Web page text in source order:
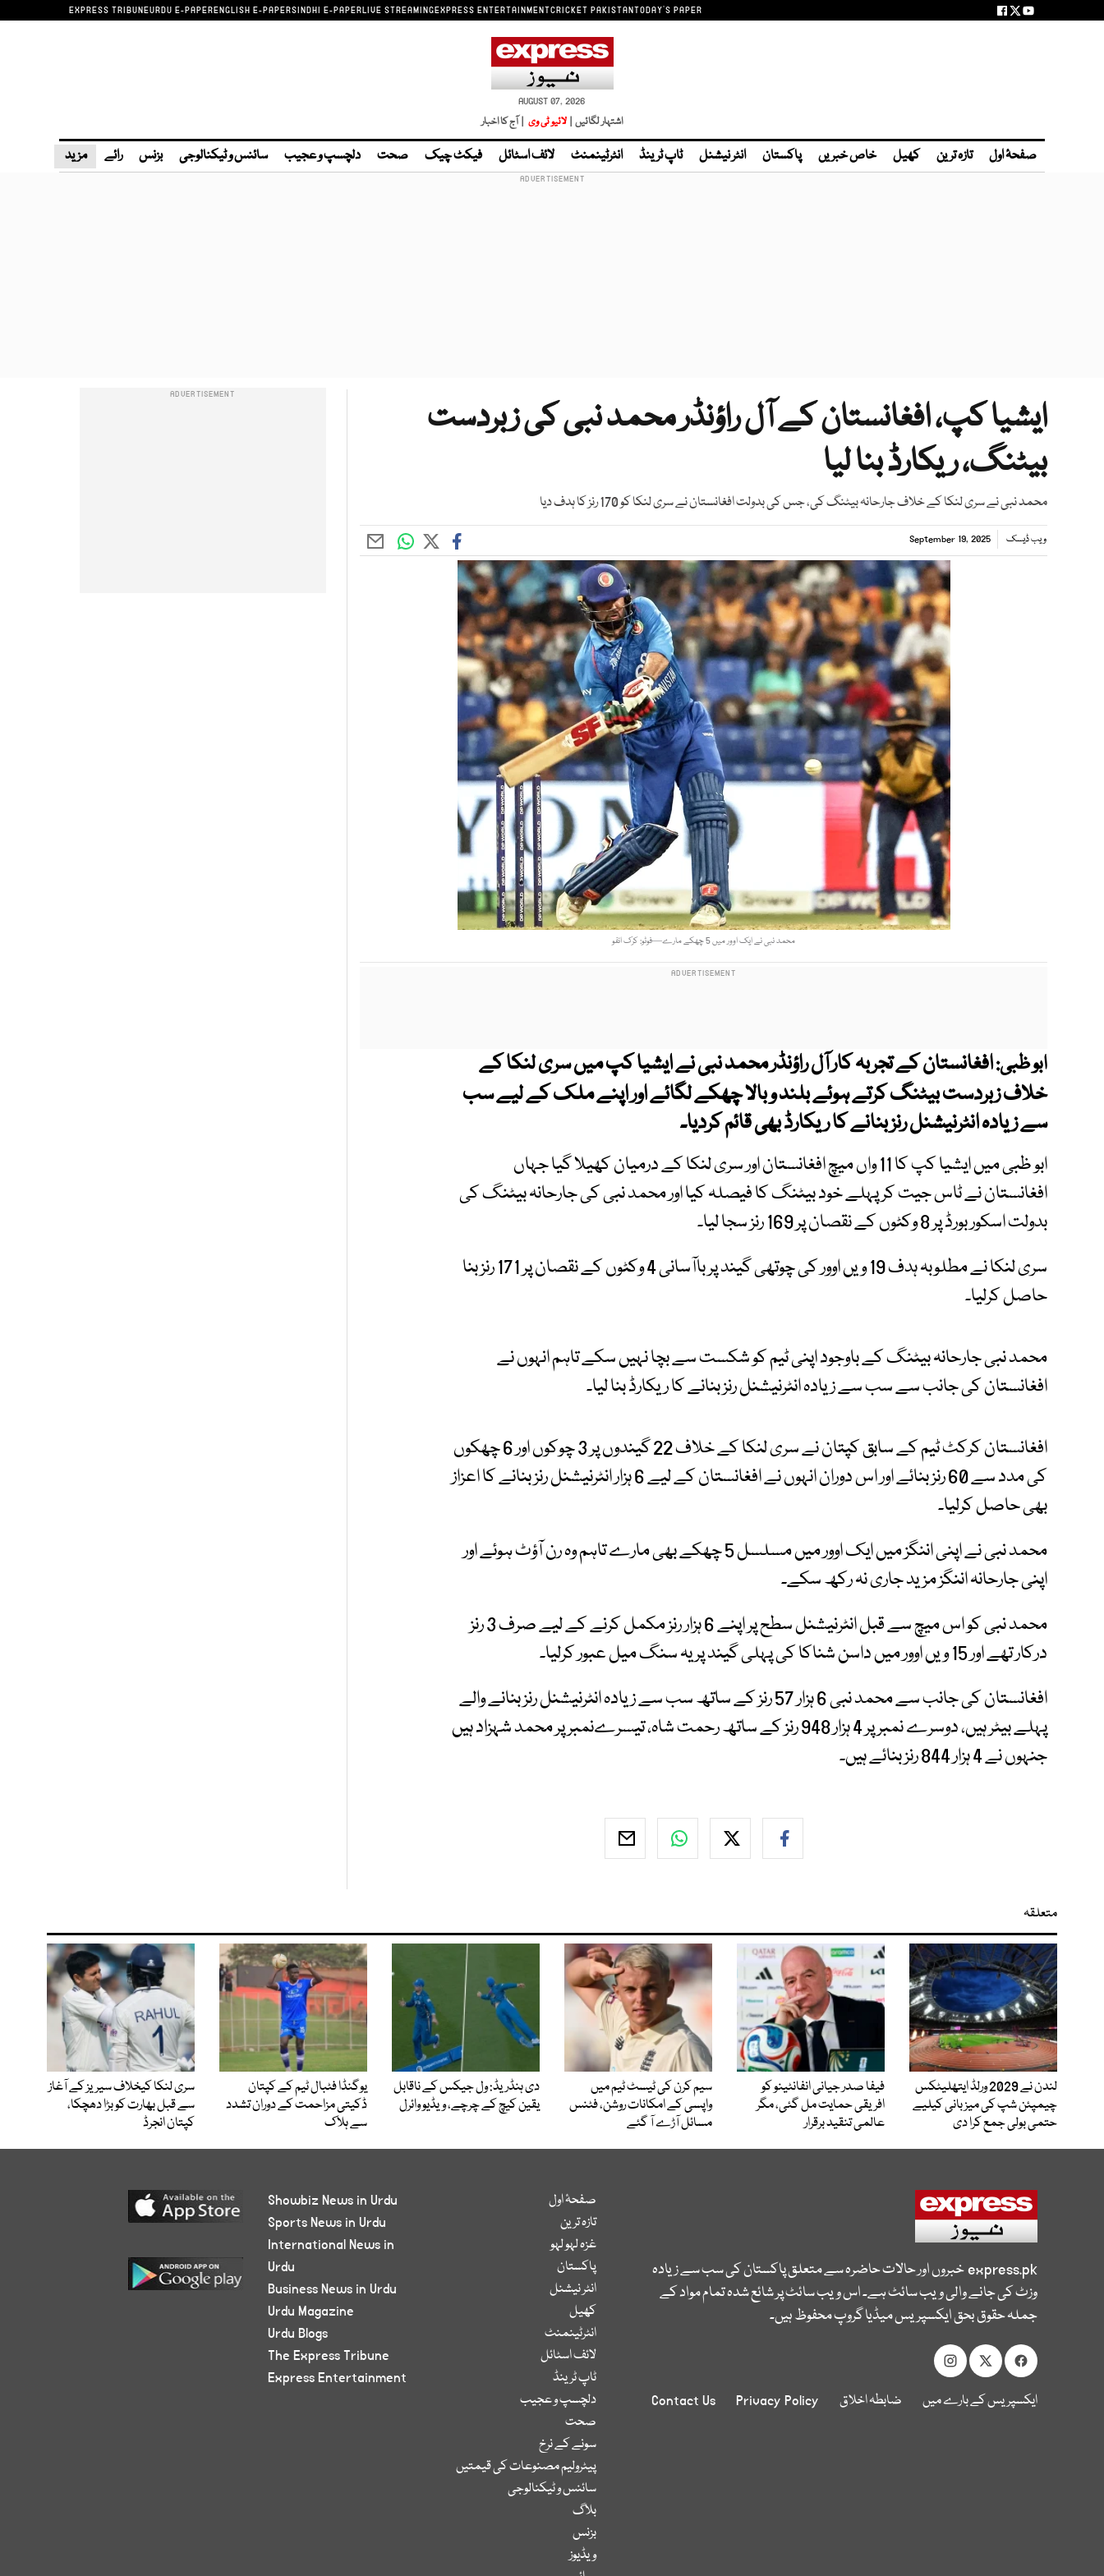
EXPRESS TRIBUNEURDU E-PAPERENGLISH E-PAPERSINDHI E-PAPERLIVE STREAMINGEXPRESS ENTERTAINMENTCRICKET PAKISTANTODAY'S PAPER
AUGUST 07, 2026
اشتہار لگائیں | لائیو ٹی وی | آج کا اخبار
صفحۂ اول تازہ ترین کھیل خاص خبریں پاکستان انٹر نیشنل ٹاپ ٹرینڈ انٹرٹینمنٹ لائف اسٹائل فیکٹ چیک صحت دلچسپ و عجیب سائنس و ٹیکنالوجی بزنس رائے مزید
ایشیا کپ، افغانستان کے آل راؤنڈر محمد نبی کی زبردست
بیٹنگ، ریکارڈ بنا لیا
محمد نبی نے سری لنکا کے خلاف جارحانہ بیٹنگ کی، جس کی بدولت افغانستان نے سری لنکا کو 170 رنز کا ہدف دیا
ویب ڈیسک September 19, 2025
محمد نبی نے ایک اوور میں 5 چھکے مارے—فوٹو: کرک انفو
ابو ظبی:افغانستان کے تجربہ کار آل راؤنڈر محمد نبی نے ایشیا کپ میں سری لنکا کے
خلاف زبردست بیٹنگ کرتے ہوئے بلند و بالا چھکے لگائے اور اپنے ملک کے لیے سب
سے زیادہ انٹرنیشنل رنز بنانے کا ریکارڈ بھی قائم کردیا۔
ابو ظبی میں ایشیا کپ کا 11 واں میچ افغانستان اور سری لنکا کے درمیان کھیلا گیا جہاں
افغانستان نے ٹاس جیت کر پہلے خود بیٹنگ کا فیصلہ کیا اور محمد نبی کی جارحانہ بیٹنگ کی
بدولت اسکور بورڈ پر 8 وکٹوں کے نقصان پر 169 رنز سجا لیا۔
سری لنکا نے مطلوبہ ہدف 19 ویں اوور کی چوتھی گیند پر باآسانی 4 وکٹوں کے نقصان پر 171 رنز بنا
حاصل کرلیا۔
محمد نبی جارحانہ بیٹنگ کے باوجود اپنی ٹیم کو شکست سے بچا نہیں سکے تاہم انہوں نے
افغانستان کی جانب سے سب سے زیادہ انٹرنیشنل رنز بنانے کا ریکارڈ بنا لیا۔
افغانستان کرکٹ ٹیم کے سابق کپتان نے سری لنکا کے خلاف 22 گیندوں پر 3 چوکوں اور 6 چھکوں
کی مدد سے 60 رنز بنائے اور اس دوران انہوں نے افغانستان کے لیے 6 ہزار انٹرنیشنل رنز بنانے کا اعزاز
بھی حاصل کرلیا۔
محمد نبی نے اپنی اننگز میں ایک اوور میں مسلسل 5 چھکے بھی مارے تاہم وہ رن آؤٹ ہوئے اور
اپنی جارحانہ اننگز مزید جاری نہ رکھ سکے۔
محمد نبی کو اس میچ سے قبل انٹرنیشنل سطح پر اپنے 6 ہزار رنز مکمل کرنے کے لیے صرف 3 رنز
درکار تھے اور 15 ویں اوور میں داسن شناکا کی پہلی گیند پر یہ سنگ میل عبور کرلیا۔
افغانستان کی جانب سے محمد نبی 6 ہزار 57 رنز کے ساتھ سب سے زیادہ انٹرنیشنل رنز بنانے والے
پہلے بیٹر ہیں، دوسرے نمبر پر 4 ہزار 948 رنز کے ساتھ رحمت شاہ، تیسرےنمبر پر محمد شہزاد ہیں
جنہوں نے 4 ہزار 844 رنز بنائے ہیں۔
متعلقہ
لندن نے 2029 ورلڈ ایتھلیٹکس
چیمپئن شپ کی میزبانی کیلیے
حتمی بولی جمع کرا دی
فیفا صدر جیانی انفانٹینو کو
افریقی حمایت مل گئی، مگر
عالمی تنقید برقرار
سیم کرن کی ٹیسٹ ٹیم میں
واپسی کے امکانات روشن، فٹنس
مسائل آڑے آ گئے
دی ہنڈریڈ: ول جیکس کے ناقابل
یقین کیچ کے چرچے، ویڈیو وائرل
یوگنڈا فٹبال ٹیم کے کپتان
ڈکیتی مزاحمت کے دوران تشدد
سے ہلاک
سری لنکا کیخلاف سیریز کے آغاز
سے قبل بھارت کو بڑا دھچکا،
کپتان انجرڈ
express.pkخبروں اور حالات حاضرہ سے متعلق پاکستان کی سب سے زیادہ
وزٹ کی جانے والی ویب سائٹ ہے۔ اس ویب سائٹ پر شائع شدہ تمام مواد کے
جملہ حقوق بحق ایکسپریس میڈیا گروپ محفوظ ہیں۔
ایکسپریس کے بارے میں ضابطہ اخلاق Privacy Policy
Contact Us
صفحۂ اول
تازہ ترین
غزہ لہو لہو
پاکستان
انٹر نیشنل
کھیل
انٹرٹینمنٹ
لائف اسٹائل
ٹاپ ٹرینڈ
دلچسپ و عجیب
صحت
سونے کے نرخ
پیٹرولیم مصنوعات کی قیمتیں
سائنس و ٹیکنالوجی
بلاگ
بزنس
ویڈیوز
Showbiz News in Urdu
Sports News in Urdu
International News in
Urdu
Business News in Urdu
Urdu Magazine
Urdu Blogs
The Express Tribune
Express Entertainment